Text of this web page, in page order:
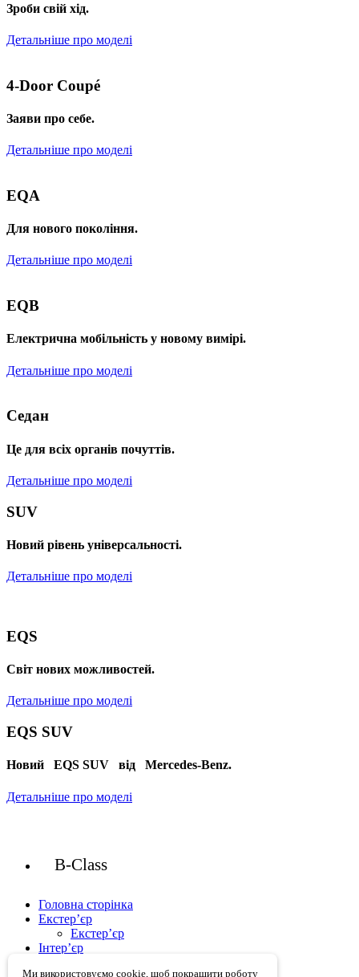
Зроби свій хід.
Детальніше про моделі
4-Door Coupé
Заяви про себе.
Детальніше про моделі
EQA
Для нового покоління.
Детальніше про моделі
EQB
Електрична мобільність у новому вимірі.
Детальніше про моделі
Седан
Це для всіх органів почуттів.
Детальніше про моделі
SUV
Новий рівень універсальності.
Детальніше про моделі
EQS
Cвіт нових можливостей.
Детальніше про моделі
EQS SUV
Новий EQS SUV від Mercedes-Benz.
Детальніше про моделі
B-Class
Головна сторінка
Екстер’єр
Екстер’єр
Інтер’єр
Ми використовуємо cookie, щоб покращити роботу